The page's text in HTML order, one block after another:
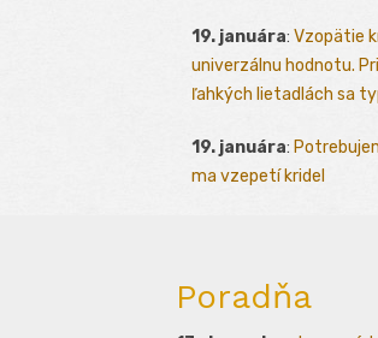
19. januára: Vzopätie
univerzálnu hodnotu.
ľahkých lietadlách sa
19. januára:
ma vzepetí kridel
Poradňa